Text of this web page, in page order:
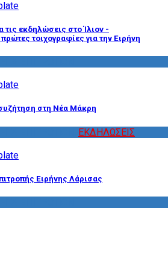
τις εκδηλώσεις στο Ίλιον -
τοιχογραφίες για την Ειρήνη
στη Νέα Μάκρη
ΕΚΔΗΛΩΣΕΙΣ
Ειρήνης Λάρισας